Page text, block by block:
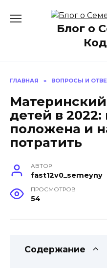
Блог о
ГЛАВНАЯ » ВОПРОСЫ И
детей в
положена и
потратить
АВТОР
fast12v0_semeyny
ПРОСМОТРОВ
54
Содержание